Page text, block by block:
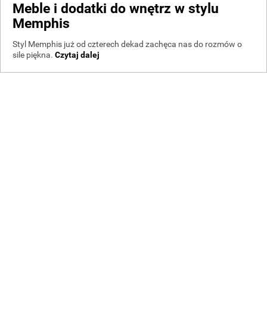
Meble i dodatki do wnętrz w stylu
Memphis
Styl Memphis już od czterech dekad zachęca nas do rozmów o
sile piękna. Czytaj dalej